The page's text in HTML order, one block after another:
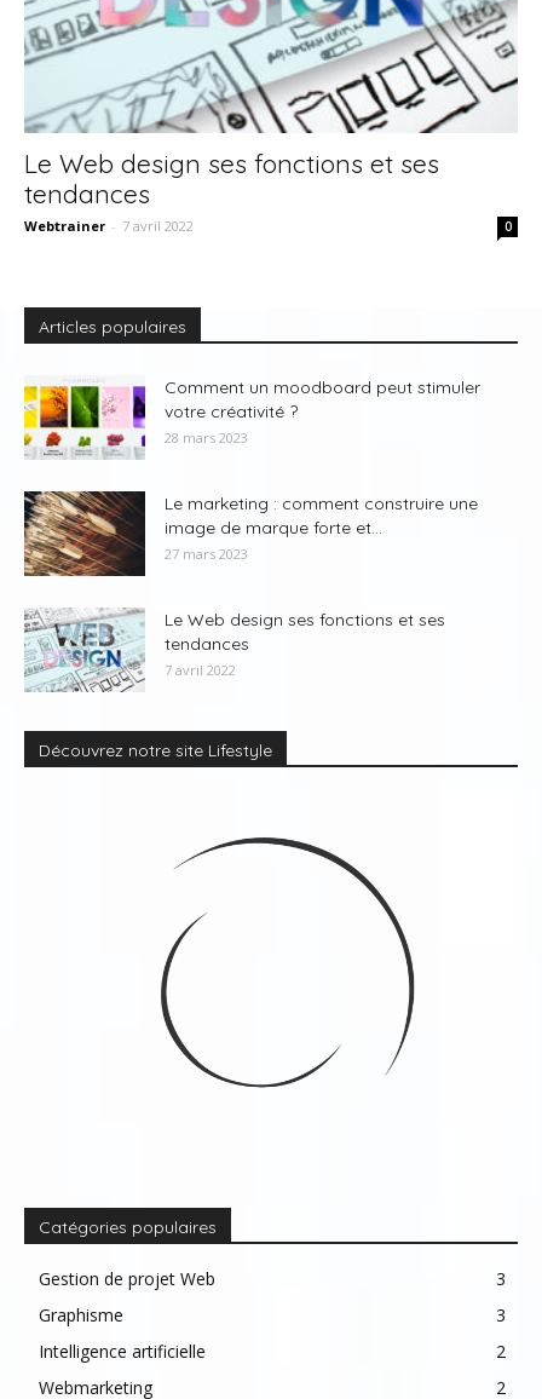
Le Web design ses fonctions et ses
tendances
Webtrainer - 7 avril 2022 0
Articles populaires
Comment un moodboard peut stimuler
votre créativité ?
28 mars 2023
Le marketing : comment construire une
image de marque forte et...
27 mars 2023
Le Web design ses fonctions et ses
tendances
7 avril 2022
Découvrez notre site Lifestyle
Catégories populaires
Gestion de projet Web
3
Graphisme
3
Intelligence artificielle
2
Webmarketing
2